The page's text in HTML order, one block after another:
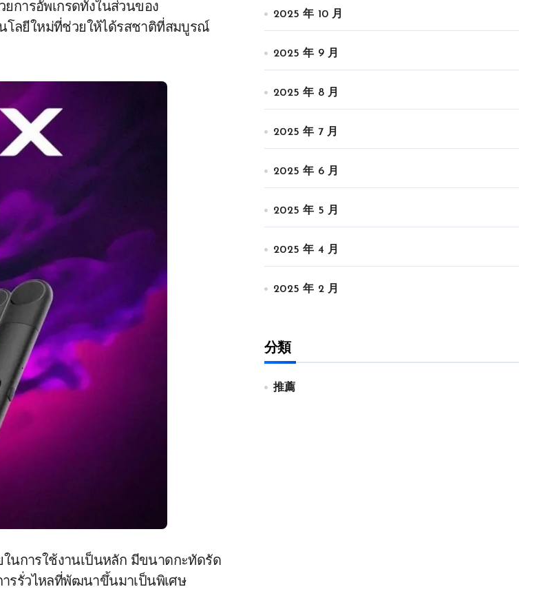
การอัพเกรดทั้งในส่วนของ
โลยีใหม่ที่ช่วยให้ได้รสชาติที่สมบูรณ์
นการใช้งานเป็นหลัก มีขนาดกะทัดรัด
ารรั่วไหลที่พัฒนาขึ้นมาเป็นพิเศษ
2025 年 10 月
2025 年 9 月
2025 年 8 月
2025 年 7 月
2025 年 6 月
2025 年 5 月
2025 年 4 月
2025 年 2 月
分類
推薦